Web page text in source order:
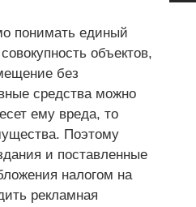
понимать единый
объектов,
без
средства можно
ему вреда, то
Поэтому
и поставленные
налогом на
рекламная